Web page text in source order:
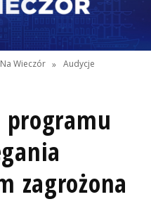
Wieczór » Audycje
programu
zagrożona